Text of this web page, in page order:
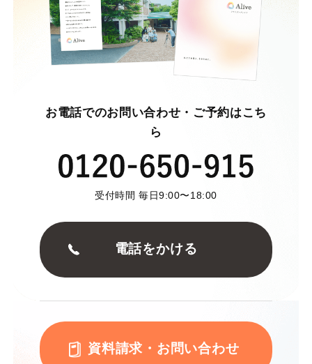
お電話でのお問い合わせ・ご予約はこち
ら
受付時間 毎日9:00〜18:00
電話をかける
資料請求・お問い合わせ